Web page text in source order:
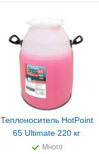
Теплоноситель HotPoint
65 Ultimate 220 кг
Много